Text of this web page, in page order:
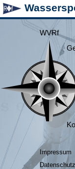
WVRf
Impressum
Datenschutz